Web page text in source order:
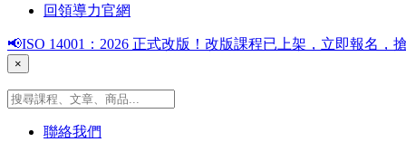
回領導力官網
📢ISO 14001：2026 正式改版！改版課程已上架，立即報名，
×
聯絡我們